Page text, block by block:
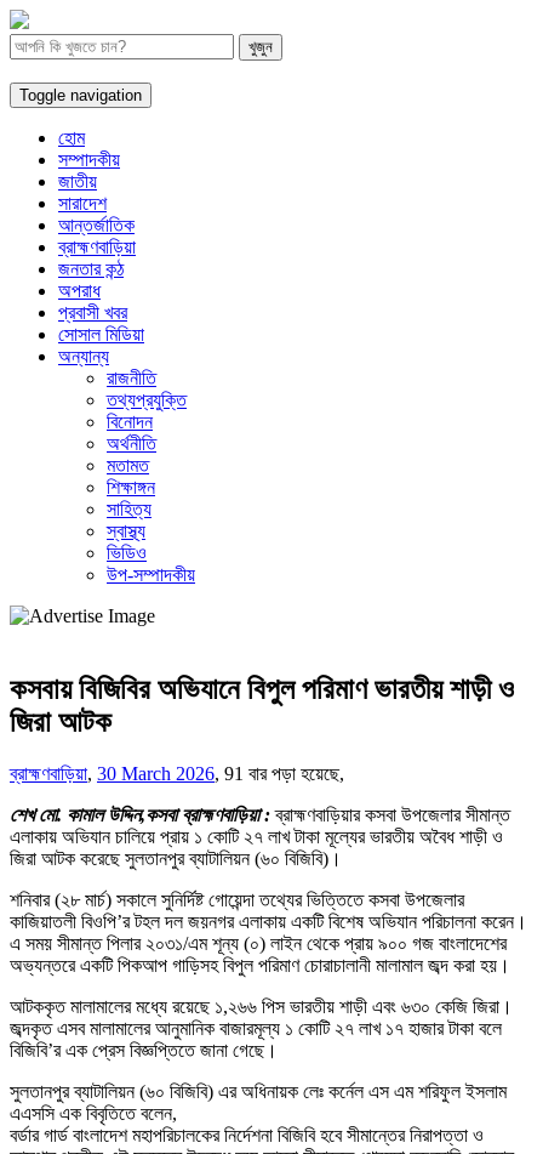
Toggle navigation
হোম
সম্পাদকীয়
জাতীয়
সারাদেশ
আন্তর্জাতিক
ব্রাহ্মণবাড়িয়া
জনতার কন্ঠ
অপরাধ
প্রবাসী খবর
সোসাল মিডিয়া
অন্যান্য
রাজনীতি
তথ্যপ্রযুক্তি
বিনোদন
অর্থনীতি
মতামত
শিক্ষাঙ্গন
সাহিত্য
স্বাস্থ্য
ভিডিও
উপ-সম্পাদকীয়
কসবায় বিজিবির অভিযানে বিপুল পরিমাণ ভারতীয় শাড়ী ও
জিরা আটক
ব্রাহ্মণবাড়িয়া, 30 March 2026, 91 বার পড়া হয়েছে,
শেখ মো. কামাল উদ্দিন,কসবা ব্রাহ্মণবাড়িয়া :ব্রাহ্মণবাড়িয়ার কসবা উপজেলার সীমান্ত
এলাকায় অভিযান চালিয়ে প্রায় ১ কোটি ২৭ লাখ টাকা মূল্যের ভারতীয় অবৈধ শাড়ী ও
জিরা আটক করেছে সুলতানপুর ব্যাটালিয়ন (৬০ বিজিবি)।
শনিবার (২৮ মার্চ) সকালে সুনির্দিষ্ট গোয়েন্দা তথ্যের ভিত্তিতে কসবা উপজেলার
কাজিয়াতলী বিওপি’র টহল দল জয়নগর এলাকায় একটি বিশেষ অভিযান পরিচালনা করেন।
এ সময় সীমান্ত পিলার ২০৩১/এম শূন্য (০) লাইন থেকে প্রায় ৯০০ গজ বাংলাদেশের
অভ্যন্তরে একটি পিকআপ গাড়িসহ বিপুল পরিমাণ চোরাচালানী মালামাল জব্দ করা হয়।
আটককৃত মালামালের মধ্যে রয়েছে ১,২৬৬ পিস ভারতীয় শাড়ী এবং ৬৩০ কেজি জিরা।
জব্দকৃত এসব মালামালের আনুমানিক বাজারমূল্য ১ কোটি ২৭ লাখ ১৭ হাজার টাকা বলে
বিজিবি’র এক প্রেস বিজ্ঞপ্তিতে জানা গেছে।
সুলতানপুর ব্যাটালিয়ন (৬০ বিজিবি) এর অধিনায়ক লেঃ কর্নেল এস এম শরিফুল ইসলাম
এএসসি এক বিবৃতিতে বলেন,
বর্ডার গার্ড বাংলাদেশ মহাপরিচালকের নির্দেশনা বিজিবি হবে সীমান্তের নিরাপত্তা ও